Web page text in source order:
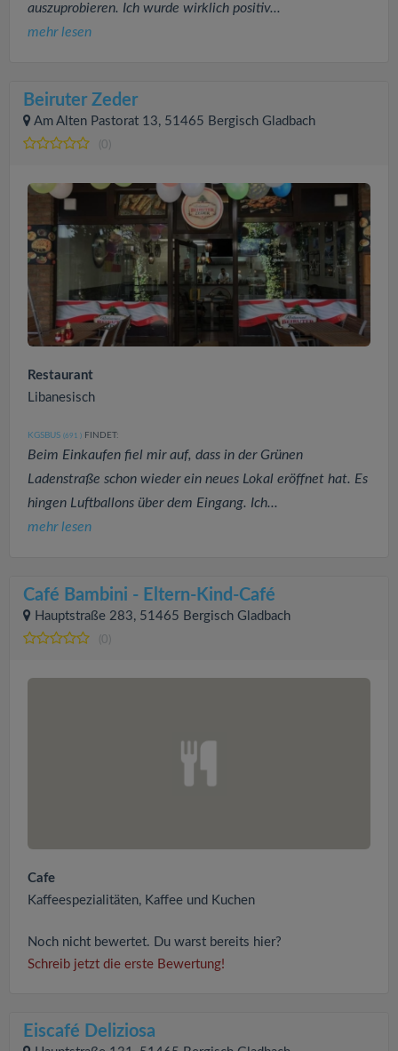
auszuprobieren. Ich wurde wirklich positiv...
mehr lesen
Beiruter Zeder
Am Alten Pastorat 13, 51465 Bergisch Gladbach
(0)
Restaurant
Libanesisch
KGSBUS (691 ) FINDET:
Beim Einkaufen fiel mir auf, dass in der Grünen
Ladenstraße schon wieder ein neues Lokal eröffnet hat. Es
hingen Luftballons über dem Eingang. Ich...
mehr lesen
Café Bambini - Eltern-Kind-Café
Hauptstraße 283, 51465 Bergisch Gladbach
(0)
Cafe
Kaffeespezialitäten, Kaffee und Kuchen
Noch nicht bewertet. Du warst bereits hier?
Schreib jetzt die erste Bewertung!
Eiscafé Deliziosa